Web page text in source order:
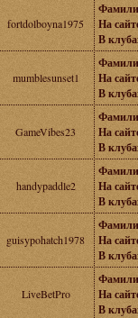
fortdolboyna1975
На
В
mumblesunset1
На
В
GameVibes23
На
В
handypaddle2
На
В
guisypohatch1978
На
В
LiveBetPro
На
В